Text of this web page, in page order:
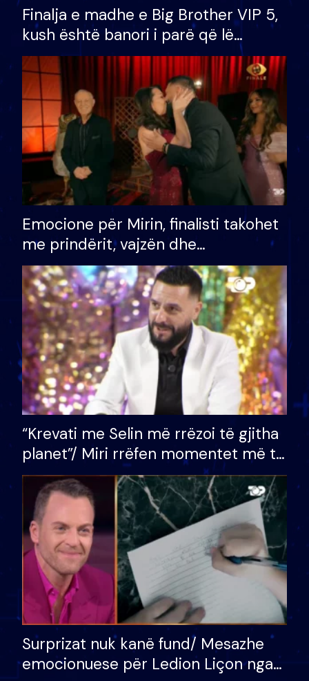
Finalja e madhe e Big Brother VIP 5,
kush është banori i parë që lë
shtëpinë dhe humb mundësinë për
të fituar çmimin e madh
Emocione për Mirin, finalisti takohet
me prindërit, vajzën dhe
bashkëshorten: S’kemi ndonjë letër
divorci apo jo?
“Krevati me Selin më rrëzoi të gjitha
planet”/ Miri rrëfen momentet më të
bukura në shtëpinë e BB VIP: Do më
mungojë zilja e mëngjesit kur…
Surprizat nuk kanë fund/ Mesazhe
emocionuese për Ledion Liçon nga